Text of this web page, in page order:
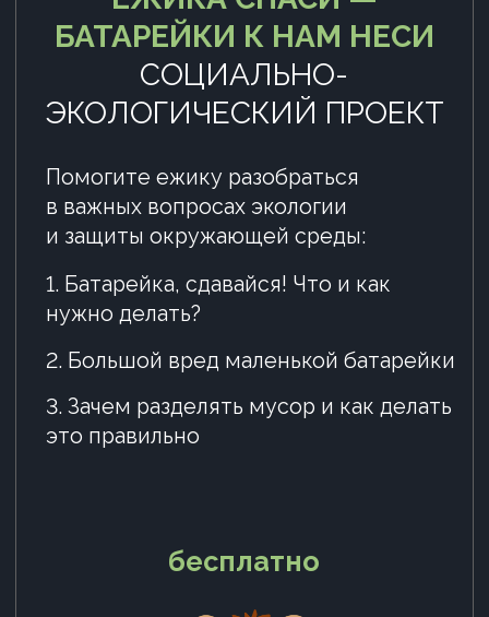
ПОСМОТРЕТЬ КУРС
Как получить этот курс?
По вопросам коммерческого
продвижения товаров и услуг) —
напишите нам на почту или
в мессенджеры.
Курс распространяется открыто
по ссылке
целях или для сотрудников вашей
компании. Для загрузки в вашу LMS —
оставьте заявку, и мы бесплатно